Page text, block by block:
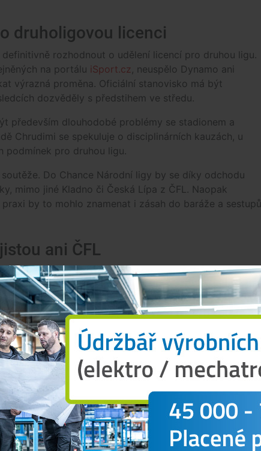
druholigovou licenci
definitivně rozhodnout o udělení licencí pro druhou ligu.
na portálu iSport.cz , neuspělo Dynamo ani
výrazná proměna. Oficiální stanovisko má být
dozvěděly s předstihem ve středu.
především dlouhodobé problémy se stadionem a
Chrudimi se spekuluje o disciplinárních kauzách, u
podmínek pro druhou ligu.
Do Chance Národní ligy by se díky odchodu
mimo jiné Kladno či Česká Lípa z ČFL. Naopak
by to mohlo znamenat i zásah do baráže a sestupů
ani ČFL
nového klubu. Městský projekt má podle náměstka
vzniknout nezávisle na současném Dynamu a v
třetí lize.
jasné obrysy nového Dynama postaveného na
ve třetí lize s jasnou ambicí hned postoupit do
že město i kraj budou dál podporovat mládežnickou
kolem vlastnické struktury současného klubu.
kolem třetiligové licence. Nový klub ji má mít
být ohroženy sestupem v důsledku širšího přesunu
ztratily třetí ligu, neměl by nový projekt na co